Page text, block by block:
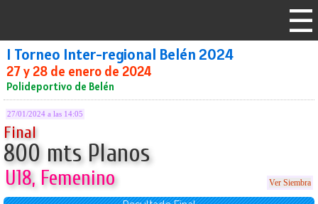
I Torneo Inter-regional Belén 2024
27 y 28 de enero de 2024
Polideportivo de Belén
27/01/2024 a las 14:05
Final
800 mts Planos
U18, Femenino Ver Siembra